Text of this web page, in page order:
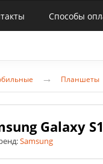
Способы
→ Планшеты
Galaxy
Samsung